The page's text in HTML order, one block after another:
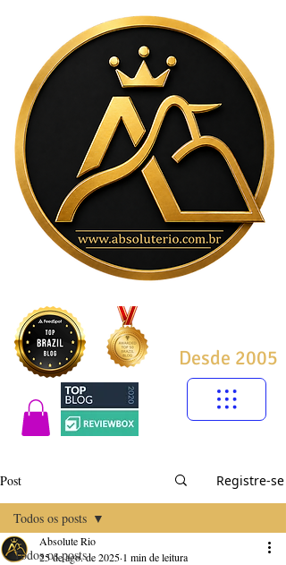
Desde 2005
Post Registre-se
Todos os posts
Todos os posts
Absolute Rio
25 de ago. de 2025 1 min de leitura